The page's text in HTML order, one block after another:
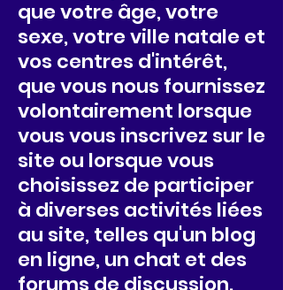
que votre âge, votre
sexe, votre ville natale et
vos centres d'intérêt,
que vous nous fournissez
volontairement lorsque
vous vous inscrivez sur le
site ou lorsque vous
choisissez de participer
à diverses activités liées
au site, telles qu'un blog
en ligne, un chat et des
forums de discussion.